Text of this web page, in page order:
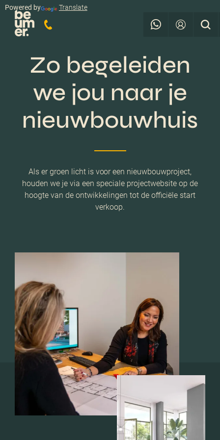
Powered by Translate
Zo begeleiden
we jou naar je
nieuwbouwhuis
Als er groen licht is voor een nieuwbouwproject,
houden we je via een speciale projectwebsite op de
hoogte van de ontwikkelingen tot de officiële start
verkoop.